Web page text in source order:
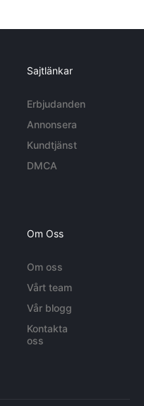
Sajtlänkar
Erbjudanden
Annonsera
Kundtjänst
DMCA
Om Oss
Om oss
Vårt team
Vår blogg
Kontakta
oss